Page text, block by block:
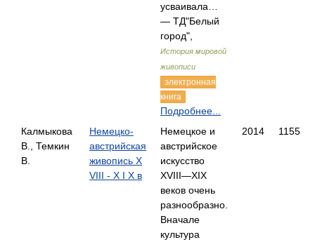
усваивала…
— ТД"Белый
город",
История мировой
живописи
электронная
книга
Подробнее...
Калмыкова
В., Темкин
В.
Немецко-
австрийская
живопись Х
VIII - Х I Х в
Немецкое и
австрийское
искусство
XVIII—XIX
веков очень
разнообразно.
Вначале
культура
2014 1155